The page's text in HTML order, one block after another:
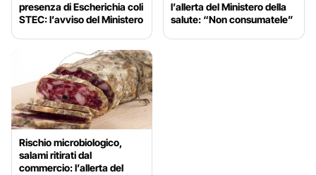
presenza di Escherichia coli
STEC: l’avviso del Ministero
l’allerta del Ministero della
salute: “Non consumatele”
Rischio microbiologico,
salami ritirati dal
commercio: l’allerta del